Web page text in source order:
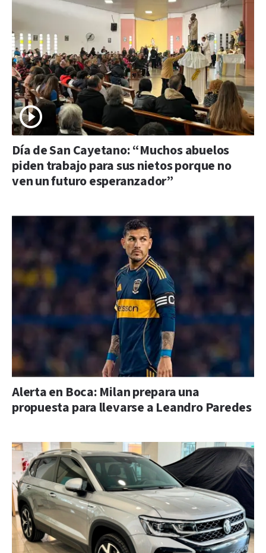
Día de San Cayetano: “Muchos abuelos
piden trabajo para sus nietos porque no
ven un futuro esperanzador”
Alerta en Boca: Milan prepara una
propuesta para llevarse a Leandro Paredes